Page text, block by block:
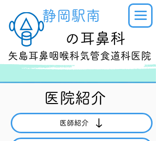
​矢島耳鼻咽喉科気管食道科医院
静岡駅南
​の耳鼻科
医院紹介
医師紹介